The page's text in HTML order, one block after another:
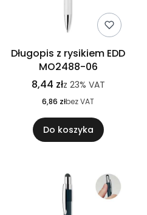
Długopis z rysikiem EDD
MO2488-06
8,44 złz 23% VAT
6,86 złbez VAT
Do koszyka